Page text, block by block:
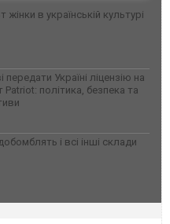
в українській культурі
Україні ліцензію на
політика, безпека та
і всі інші склади